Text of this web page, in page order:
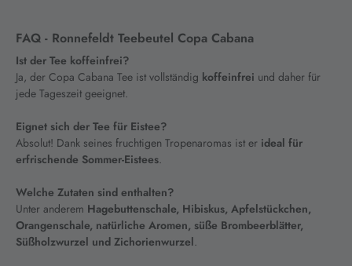
FAQ - Ronnefeldt Teebeutel Copa Cabana
Ist der Tee koffeinfrei?
Ja, der Copa Cabana Tee ist vollständig koffeinfrei und daher für
jede Tageszeit geeignet.
Eignet sich der Tee für Eistee?
Absolut! Dank seines fruchtigen Tropenaromas ist er ideal für
erfrischende Sommer-Eistees.
Welche Zutaten sind enthalten?
Unter anderem Hagebuttenschale, Hibiskus, Apfelstückchen,
Orangenschale, natürliche Aromen, süße Brombeerblätter,
Süßholzwurzel und Zichorienwurzel.